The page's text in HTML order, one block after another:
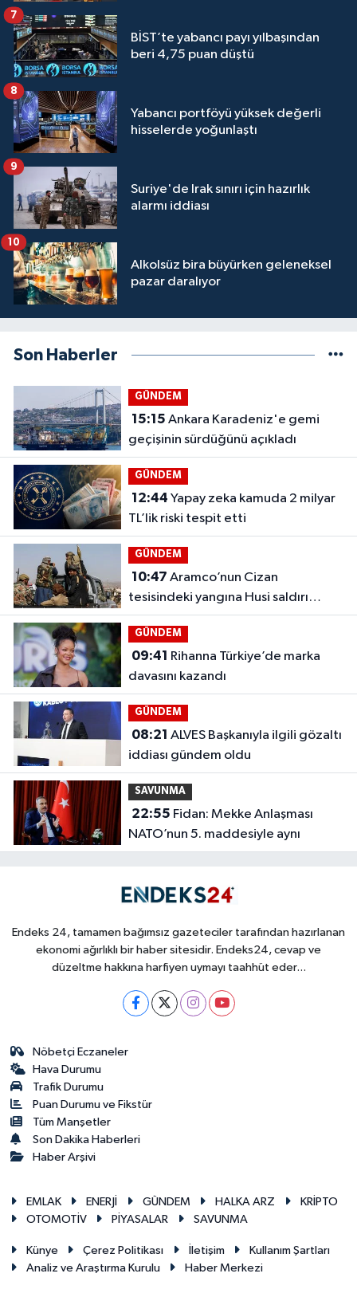
BİST’te yabancı payı yılbaşından
beri 4,75 puan düştü
7
Yabancı portföyü yüksek değerli
hisselerde yoğunlaştı
8
Suriye'de Irak sınırı için hazırlık
alarmı iddiası
9
Alkolsüz bira büyürken geleneksel
pazar daralıyor
10
Son Haberler
GÜNDEM
15:15
geçişinin sürdüğünü açıkladı
GÜNDEM
12:44
TL’lik riski tespit etti
GÜNDEM
10:47
tesisindeki yangına Husi saldırı
iddiası
GÜNDEM
09:41
davasını kazandı
GÜNDEM
08:21
iddiası gündem oldu
SAVUNMA
22:55
NATO’nun 5. maddesiyle aynı
Endeks 24, tamamen bağımsız gazeteciler tarafından hazırlanan
ekonomi ağırlıklı bir haber sitesidir. Endeks24, cevap ve
düzeltme hakkına harfiyen uymayı taahhüt eder...
Nöbetçi Eczaneler
Hava Durumu
Trafik Durumu
Puan Durumu ve Fikstür
Tüm Manşetler
Son Dakika Haberleri
Haber Arşivi
EMLAK ENERJİ GÜNDEM HALKA ARZ
KRİPTO
OTOMOTİV
PİYASALAR SAVUNMA
Künye Çerez Politikası İletişim
Kullanım Şartları
Analiz ve Araştırma Kurulu
Haber Merkezi